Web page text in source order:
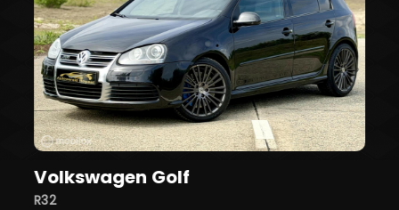
Volkswagen Golf
R32